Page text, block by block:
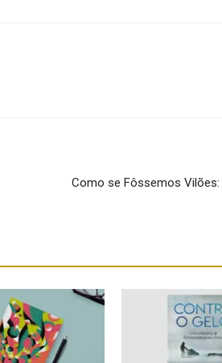
Como se Fôssemos Vilões: